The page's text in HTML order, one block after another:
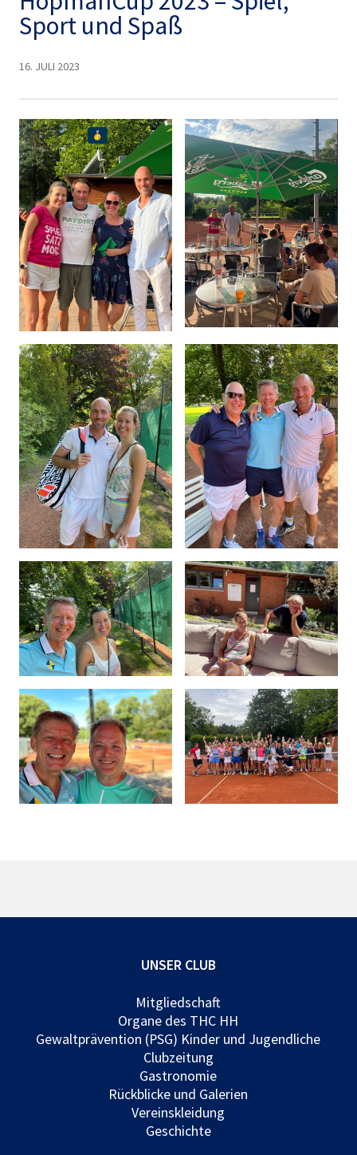
Sport und Spaß
16. JULI 2023
UNSER CLUB
Mitgliedschaft
Organe des THC HH
Gewaltprävention (PSG) Kinder und Jugendliche
Clubzeitung
Gastronomie
Rückblicke und Galerien
Vereinskleidung
Geschichte